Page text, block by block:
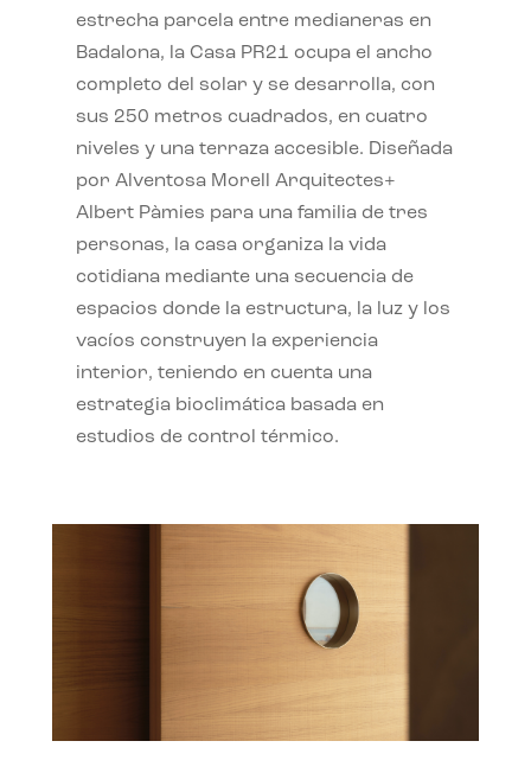
estrecha parcela entre medianeras en
Badalona, la Casa PR21 ocupa el ancho
completo del solar y se desarrolla, con
sus 250 metros cuadrados, en cuatro
niveles y una terraza accesible. Diseñada
por Alventosa Morell Arquitectes+
Albert Pàmies para una familia de tres
personas, la casa organiza la vida
cotidiana mediante una secuencia de
espacios donde la estructura, la luz y los
vacíos construyen la experiencia
interior, teniendo en cuenta una
estrategia bioclimática basada en
estudios de control térmico.